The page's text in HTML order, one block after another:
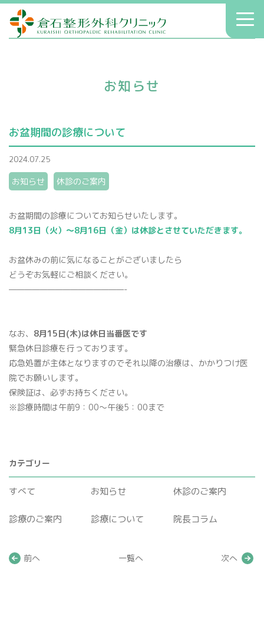
倉石整形外科クリニック
送迎
院長コラム
プライバシーポリシー
お知らせ
お盆期間の診療について
2024.07.25
お知らせ 休診のご案内
お盆期間の診療についてお知らせいたします。
8月13日（火）〜8月16日（金）は休診とさせていただきます。
お盆休みの前に気になることがございましたら
どうぞお気軽にご相談ください。
———————————————-
なお、 8月15日(木)は休日当番医です
緊急休日診療を行っております。
応急処置が主体となりますのでそれ以降の治療は、かかりつけ医
院でお願いします。
保険証は、必ずお持ちください。
※診療時間は午前9：00～午後5：00まで
カテゴリー
すべて お知らせ 休診のご案内
診療のご案内 診療について 院長コラム
前へ 一覧へ 次へ